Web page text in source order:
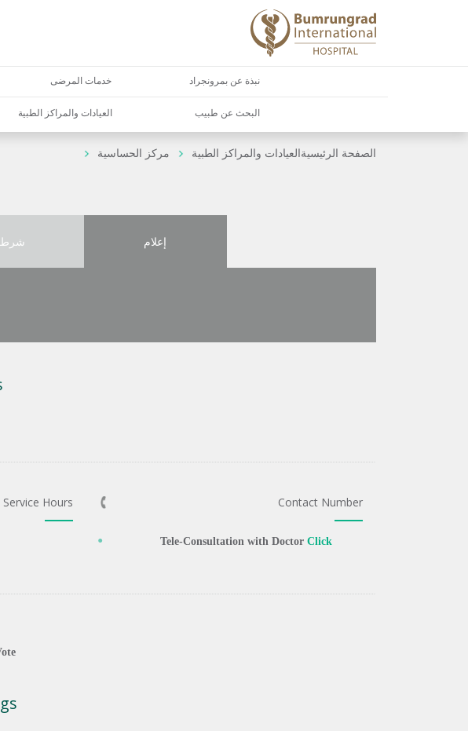
نبذة عن بمرونجراد خدمات المرضى
البحث عن طبيب العيادات والمراكز الطبية
الصفحة الرئيسية العيادات والمراكز الطبية مركز الحساسية
إعلام شرط
Contact Number
Tele-Consultation with Doctor Click
Service Hours